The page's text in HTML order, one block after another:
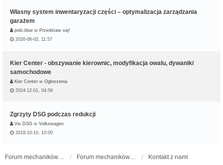
Własny system inwentaryzacji części – optymalizacja zarządzania
garażem
polo.blue w Przedstaw się!
2026-06-02, 11:57
Kier Center - obszywanie kierownic, modyfikacja owalu, dywaniki
samochodowe
Kier Center w Ogłoszenia
2024-12-01, 04:59
Zgrzyty DSG podczas redukcji
Vw DSG w Volkswagen
2018-10-10, 10:00
Forum mechaników samochodowych - forum-mechaniczne.pl Forum mechaników samochodowych Kontakt z nami